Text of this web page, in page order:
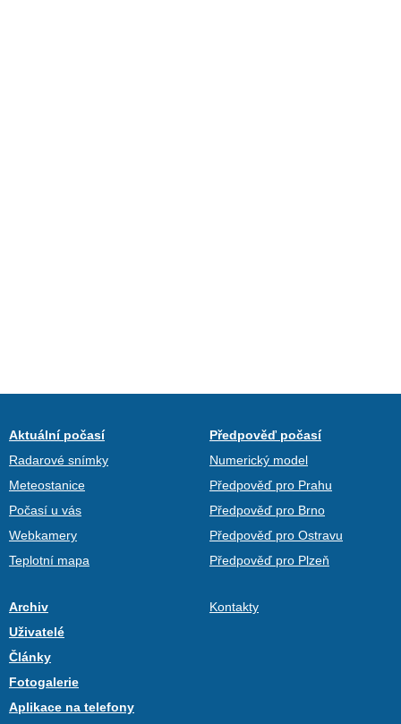
Aktuální počasí
Radarové snímky
Meteostanice
Počasí u vás
Webkamery
Teplotní mapa
Předpověď počasí
Numerický model
Předpověď pro Prahu
Předpověď pro Brno
Předpověď pro Ostravu
Předpověď pro Plzeň
Archiv
Uživatelé
Články
Fotogalerie
Aplikace na telefony
Kontakty